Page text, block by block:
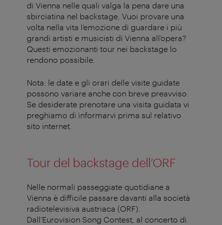
di Vienna nelle quali valga la pena dare una
sbirciatina nel backstage. Vuoi provare una
volta nella vita l’emozione di guardare i più
grandi artisti e musicisti di Vienna all’opera?
Questi emozionanti tour nei backstage lo
rendono possibile.
Nota: le date e gli orari delle visite guidate
possono variare anche con breve preavviso.
Se desiderate prenotare una visita guidata vi
preghiamo di informarvi prima sul relativo
sito internet.
Tour del backstage dell’ORF
Nelle normali passeggiate quotidiane a
Vienna è difficile passare davanti alla società
radiotelevisiva austriaca (ORF).
Dall’Eurovision Song Contest, al concerto di